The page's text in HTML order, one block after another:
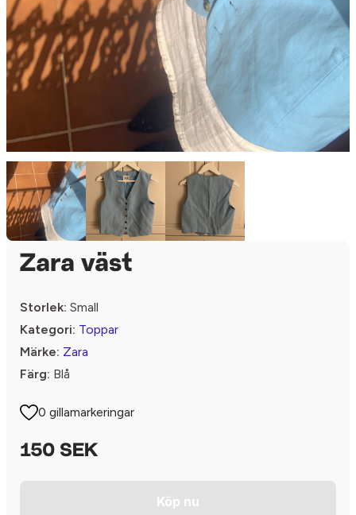
Zara väst
Storlek: Small
Kategori: Toppar
Märke: Zara
Färg: Blå
0 gillamarkeringar
150 SEK
Köp nu